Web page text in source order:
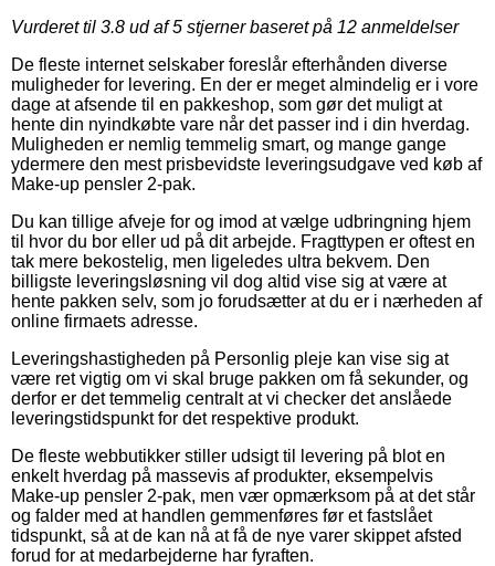
Vurderet til 3.8 ud af 5 stjerner baseret på 12 anmeldelser
De fleste internet selskaber foreslår efterhånden diverse
muligheder for levering. En der er meget almindelig er i vore
dage at afsende til en pakkeshop, som gør det muligt at
hente din nyindkøbte vare når det passer ind i din hverdag.
Muligheden er nemlig temmelig smart, og mange gange
ydermere den mest prisbevidste leveringsudgave ved køb af
Make-up pensler 2-pak.
Du kan tillige afveje for og imod at vælge udbringning hjem
til hvor du bor eller ud på dit arbejde. Fragttypen er oftest en
tak mere bekostelig, men ligeledes ultra bekvem. Den
billigste leveringsløsning vil dog altid vise sig at være at
hente pakken selv, som jo forudsætter at du er i nærheden af
online firmaets adresse.
Leveringshastigheden på Personlig pleje kan vise sig at
være ret vigtig om vi skal bruge pakken om få sekunder, og
derfor er det temmelig centralt at vi checker det anslåede
leveringstidspunkt for det respektive produkt.
De fleste webbutikker stiller udsigt til levering på blot en
enkelt hverdag på massevis af produkter, eksempelvis
Make-up pensler 2-pak, men vær opmærksom på at det står
og falder med at handlen gemmenføres før et fastslået
tidspunkt, så at de kan nå at få de nye varer skippet afsted
forud for at medarbejderne har fyraften.